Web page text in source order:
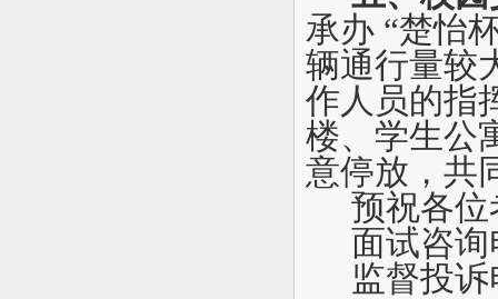
承办 “楚怡
辆通行量较
作人员的指
楼、学生公
意停放，共
预祝各
面试咨询
监督投诉